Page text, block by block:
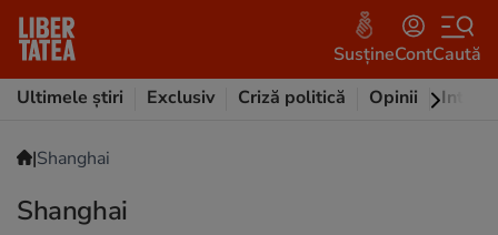
SusțineContCaută
Ultimele știri
Exclusiv Criză politică Opinii
|Shanghai
Shanghai